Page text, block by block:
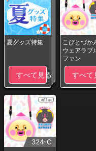
夏グッズ特集
すべて見る
こびとづか
ウェアラブ
ファン
すべて
324-C